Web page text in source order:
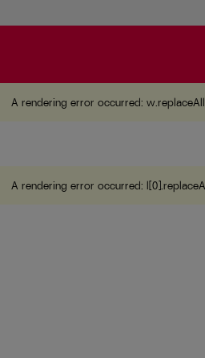
A rendering error occurred:
A rendering error occurred:
A rendering error occurred: